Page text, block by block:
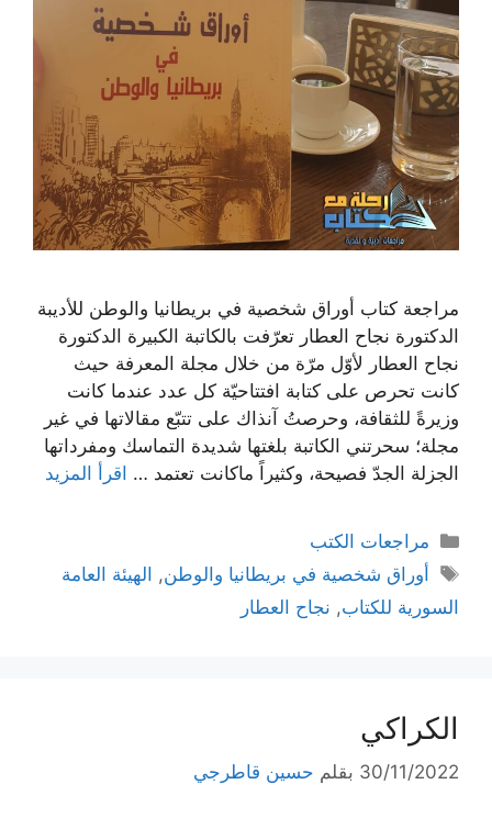
مراجعة كتاب أوراق شخصية في بريطانيا والوطن للأديبة
الدكتورة نجاح العطار تعرّفت بالكاتبة الكبيرة الدكتورة
نجاح العطار لأوّل مرّة من خلال مجلة المعرفة حيث
كانت تحرص على كتابة افتتاحيّة كل عدد عندما كانت
وزيرةً للثقافة، وحرصتُ آنذاك على تتبّع مقالاتها في غير
مجلة؛ سحرتني الكاتبة بلغتها شديدة التماسك ومفرداتها
الجزلة الجدّ فصيحة، وكثيراً ماكانت تعتمد … اقرأ المزيد
التصنيفات
مراجعات الكتب
الوسوم
أوراق شخصية في بريطانيا والوطن, الهيئة العامة
السورية للكتاب, نجاح العطار
الكراكي
30/11/2022 بقلم حسين قاطرجي